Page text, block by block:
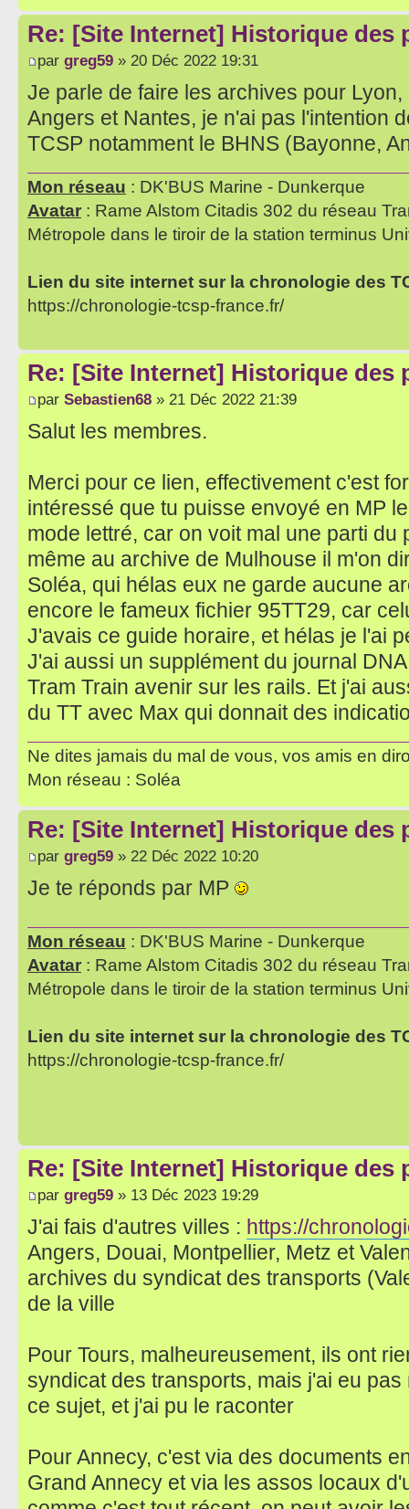
Re: [Site Internet] Historique des
par greg59 » 20 Déc 2022 19:31
Je parle de faire les archives pour
Angers et Nantes, je n'ai pas l'intention
TCSP notamment le BHNS (Bayonne,
Mon réseau : DK'BUS Marine - Dunkerque
Avatar : Rame Alstom Citadis 302 du réseau
Métropole dans le tiroir de la station terminus
Lien du site internet sur la chronologie des
https://chronologie-tcsp-france.fr/
Re: [Site Internet] Historique des
par Sebastien68 » 21 Déc 2022 21:39
Salut les membres.
Merci pour ce lien, effectivement c'est
intéressé que tu puisse envoyé en MP
mode lettré, car on voit mal une parti du
même au archive de Mulhouse il m'on
Soléa, qui hélas eux ne garde aucune
encore le fameux fichier 95TT29, car
J'avais ce guide horaire, et hélas je l'ai
J'ai aussi un supplément du journal
Tram Train avenir sur les rails. Et j'ai
du TT avec Max qui donnait des
Ne dites jamais du mal de vous, vos amis en
Mon réseau : Soléa
Re: [Site Internet] Historique des
par greg59 » 22 Déc 2022 10:20
Je te réponds par MP
Mon réseau : DK'BUS Marine - Dunkerque
Avatar : Rame Alstom Citadis 302 du réseau
Métropole dans le tiroir de la station terminus
Lien du site internet sur la chronologie des
https://chronologie-tcsp-france.fr/
Re: [Site Internet] Historique des
par greg59 » 13 Déc 2023 19:29
J'ai fais d'autres villes : https://
Angers, Douai, Montpellier, Metz et
archives du syndicat des transports
de la ville
Pour Tours, malheureusement, ils ont
syndicat des transports, mais j'ai eu
ce sujet, et j'ai pu le raconter
Pour Annecy, c'est via des documents
Grand Annecy et via les assos locaux